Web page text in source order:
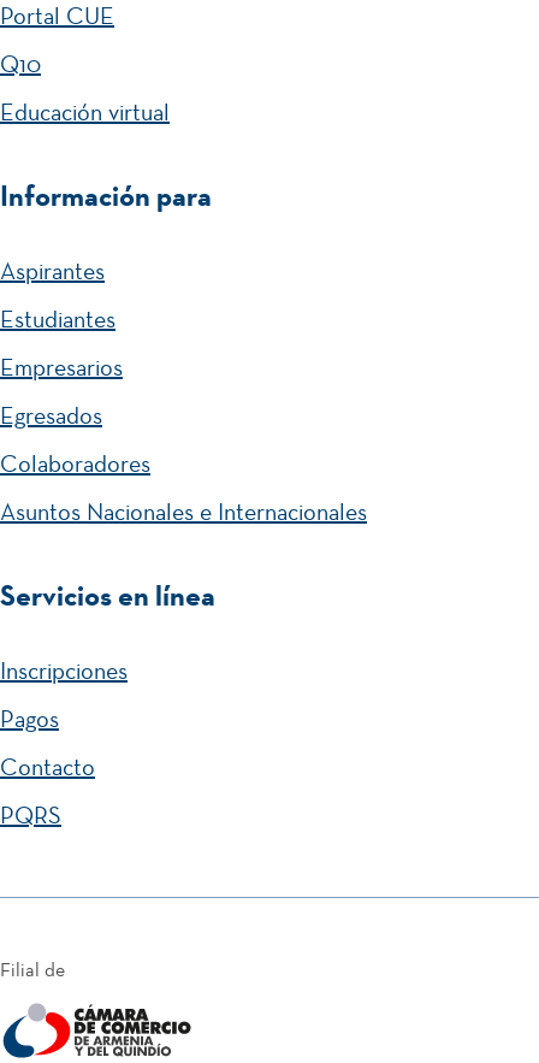
Portal CUE
Q10
Educación virtual
Información para
Aspirantes
Estudiantes
Empresarios
Egresados
Colaboradores
Asuntos Nacionales e Internacionales
Servicios en línea
Inscripciones
Pagos
Contacto
PQRS
Filial de